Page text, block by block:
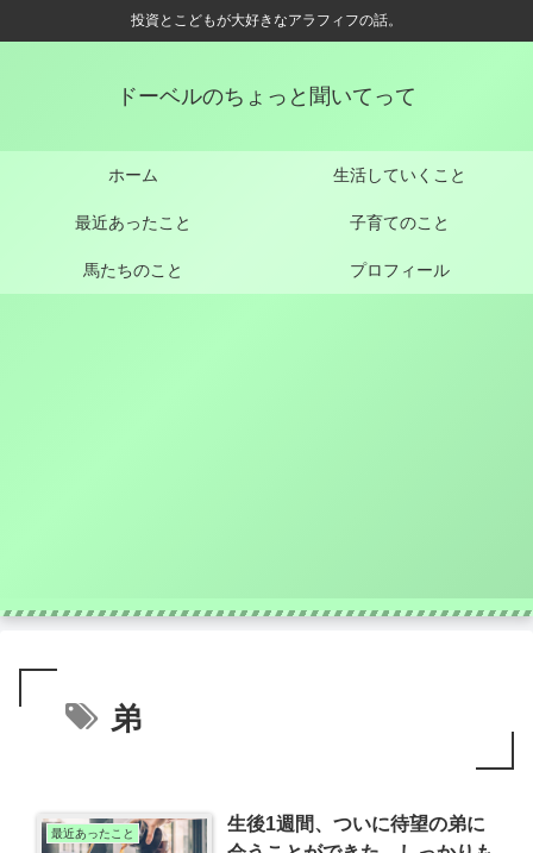
投資とこどもが大好きなアラフィフの話。
ドーベルのちょっと聞いてって
ホーム 生活していくこと
最近あったこと 子育てのこと
馬たちのこと プロフィール
弟
最近あったこと
生後1週間、ついに待望の弟に